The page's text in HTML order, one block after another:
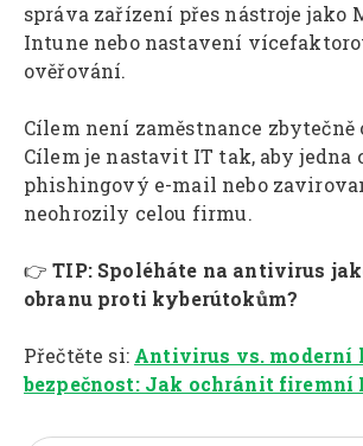
správa zařízení přes nástroje jako
Intune nebo nastavení
ověřování.
Cílem není zaměstnance zbytečně
Cílem je nastavit IT tak, aby jedna
phishingový e-mail nebo
neohrozily celou firmu.
👉TIP: Spoléháte na antivirus
obranu proti kyberútokům?
Přečtěte si: Antivirus vs. moderní
bezpečnost: Jak ochránit firemní